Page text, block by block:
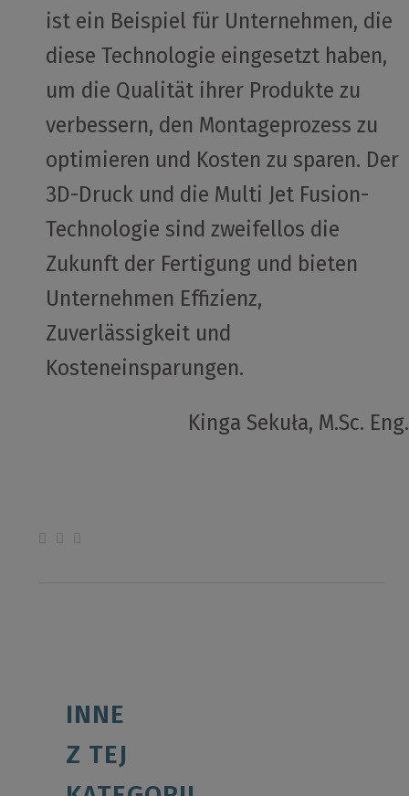
ist ein Beispiel für Unternehmen, die
diese Technologie eingesetzt haben,
um die Qualität ihrer Produkte zu
verbessern, den Montageprozess zu
optimieren und Kosten zu sparen. Der
3D-Druck und die Multi Jet Fusion-
Technologie sind zweifellos die
Zukunft der Fertigung und bieten
Unternehmen Effizienz,
Zuverlässigkeit und
Kosteneinsparungen.
Kinga Sekuła, M.Sc. Eng.
INNE
Z TEJ